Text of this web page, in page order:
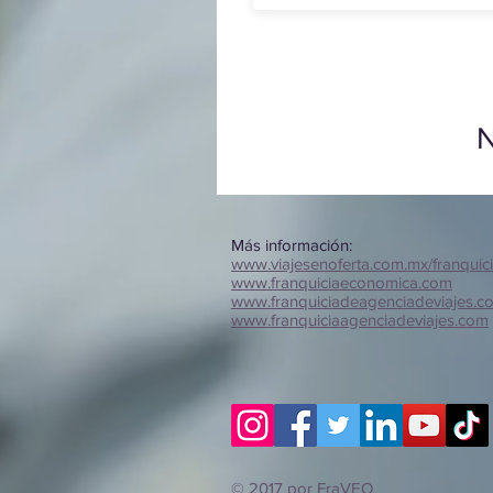
Más información:
www.viajesenoferta.com.mx/
www.franquiciaeconomica.com
www.franquiciaagenciadeviajes.com
© 2017 por FraVEO